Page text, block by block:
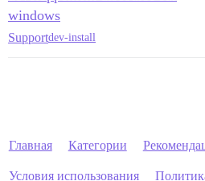
windows
Supportdev-install
Главная Категории
Условия использования